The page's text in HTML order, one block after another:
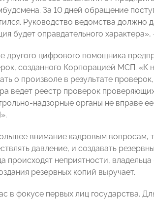
За 10 дней обращение
Руководство ведомства должно
будет оправдательного
другого цифрового помощника
созданного Корпорацией МСП. «К
о произволе в результате
ведет реестр проверок
надзорные органы не вправе
внимание кадровым вопросам,
давление, и создавать
происходят неприятности,
резервных копий выручает.
в фокусе первых лиц государства.